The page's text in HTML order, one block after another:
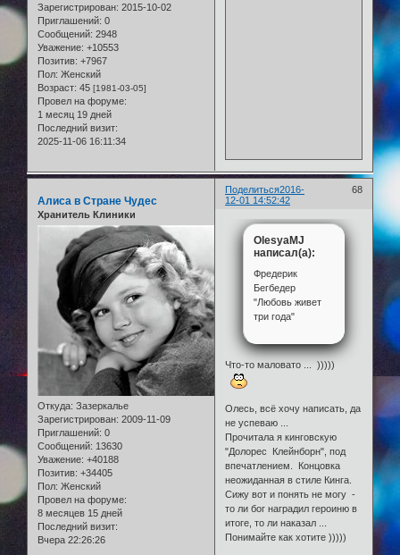
Зарегистрирован: 2015-10-02
Приглашений: 0
Сообщений: 2948
Уважение: +10553
Позитив: +7967
Пол: Женский
Возраст: 45 [1981-03-05]
Провел на форуме:
1 месяц 19 дней
Последний визит:
2025-11-06 16:11:34
Поделиться 68
2016-
12-01 14:52:42
Алиса в Стране Чудес
Хранитель Клиники
Откуда: Зазеркалье
Зарегистрирован: 2009-11-09
Приглашений: 0
Сообщений: 13630
Уважение: +40188
Позитив: +34405
Пол: Женский
Провел на форуме:
8 месяцев 15 дней
Последний визит:
Вчера 22:26:26
OlesyaMJ
написал(а):
Фредерик
Бегбедер
"Любовь живет
три года"
Что-то маловато ... )))))
Олесь, всё хочу написать, да
не успеваю ...
Прочитала я кинговскую
"Долорес Клейнборн", под
впечатлением. Концовка
неожиданная в стиле Кинга.
Сижу вот и понять не могу -
то ли бог наградил героиню в
итоге, то ли наказал ...
Понимайте как хотите )))))